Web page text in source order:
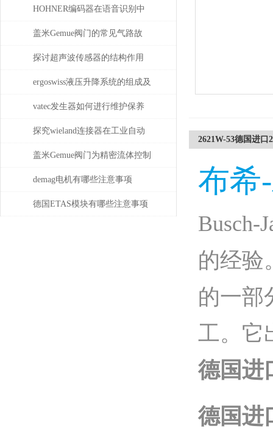
DIGITALCARSPOTTER5500的
维护保养与易损件更换周期
HOHNER编码器在语音识别中
有什么应用
盖米Gemue阀门的常见气路故
障、执行器不动作问题排查与
密封件更换步骤
探讨超声波传感器的结构作用
ergoswiss液压升降系统的组成及
其作用
vatec发生器如何进行维护保养
探究wieland连接器在工业自动
化系统中的即插即用与应用优
势
盖米Gemue阀门为精密流体控制
提供高效解决方案
demag电机有哪些注意事项
德国ETAS模块有哪些注意事项
2621W-53德国进口
布希
Busch-
的经验
的一部
工。 它
德国进
德国进